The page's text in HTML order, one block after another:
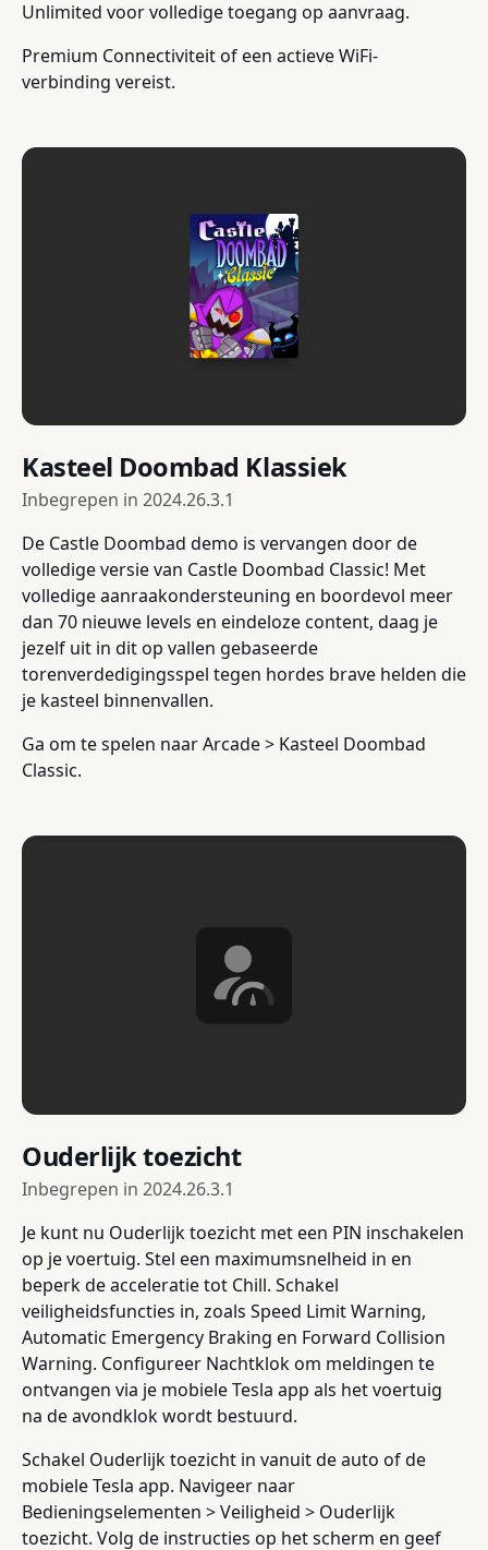
Unlimited voor volledige toegang op aanvraag.
Premium Connectiviteit of een actieve WiFi-
verbinding vereist.
Kasteel Doombad Klassiek
Inbegrepen in 2024.26.3.1
De Castle Doombad demo is vervangen door de
volledige versie van Castle Doombad Classic! Met
volledige aanraakondersteuning en boordevol meer
dan 70 nieuwe levels en eindeloze content, daag je
jezelf uit in dit op vallen gebaseerde
torenverdedigingsspel tegen hordes brave helden die
je kasteel binnenvallen.
Ga om te spelen naar Arcade > Kasteel Doombad
Classic.
Ouderlijk toezicht
Inbegrepen in 2024.26.3.1
Je kunt nu Ouderlijk toezicht met een PIN inschakelen
op je voertuig. Stel een maximumsnelheid in en
beperk de acceleratie tot Chill. Schakel
veiligheidsfuncties in, zoals Speed Limit Warning,
Automatic Emergency Braking en Forward Collision
Warning. Configureer Nachtklok om meldingen te
ontvangen via je mobiele Tesla app als het voertuig
na de avondklok wordt bestuurd.
Schakel Ouderlijk toezicht in vanuit de auto of de
mobiele Tesla app. Navigeer naar
Bedieningselementen > Veiligheid > Ouderlijk
toezicht. Volg de instructies op het scherm en geef